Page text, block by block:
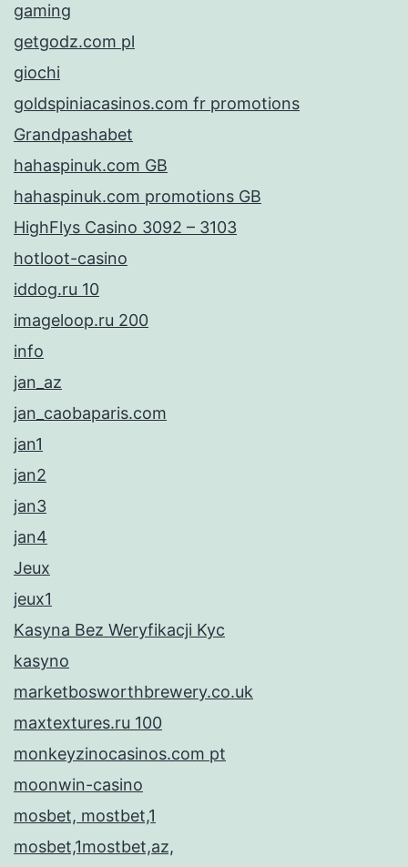
gaming
getgodz.com pl
giochi
goldspiniacasinos.com fr promotions
Grandpashabet
hahaspinuk.com GB
hahaspinuk.com promotions GB
HighFlys Casino 3092 – 3103
hotloot-casino
iddog.ru 10
imageloop.ru 200
info
jan_az
jan_caobaparis.com
jan1
jan2
jan3
jan4
Jeux
jeux1
Kasyna Bez Weryfikacji Kyc
kasyno
marketbosworthbrewery.co.uk
maxtextures.ru 100
monkeyzinocasinos.com pt
moonwin-casino
mosbet, mostbet,1
mosbet,1mostbet,az,